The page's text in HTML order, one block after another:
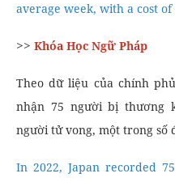
average week, with a cost
>> Khóa Học Ngữ Pháp
Theo dữ liệu của chính
nhận 75 người bị thương
người tử vong, một trong số
In 2022, Japan recorded